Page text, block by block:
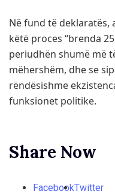
Në fund të deklaratës,
këtë proces “brenda
periudhën shumë më
mëhershëm, dhe se
rëndësishme
funksionet politike.
Share Now
FacebookTwitter